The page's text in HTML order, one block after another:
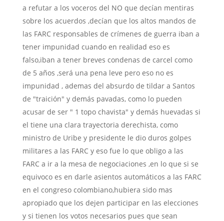
a refutar a los voceros del NO que decían mentiras
sobre los acuerdos ,decían que los altos mandos de
las FARC responsables de crímenes de guerra iban a
tener impunidad cuando en realidad eso es
falso,iban a tener breves condenas de carcel como
de 5 años ,será una pena leve pero eso no es
impunidad , ademas del absurdo de tildar a Santos
de "traición" y demás pavadas, como lo pueden
acusar de ser " 1 topo chavista" y demás huevadas si
el tiene una clara trayectoria derechista, como
ministro de Uribe y presidente le dio duros golpes
militares a las FARC y eso fue lo que obligo a las
FARC a ir a la mesa de negociaciones ,en lo que si se
equivoco es en darle asientos automáticos a las FARC
en el congreso colombiano,hubiera sido mas
apropiado que los dejen participar en las elecciones
y si tienen los votos necesarios pues que sean